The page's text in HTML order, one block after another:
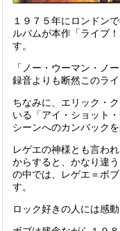
１９７５年にロンドン
ルバムが本作「ライブ
す。
「ノー・ウーマン・ノ
録音よりも断然このラ
ちなみに、エリック・
いる「アイ・ショット
シーンへのカンバックを
レゲエの神様とも言わ
からすると、かなり違
の中では、レゲエ＝ボ
す。
ロック好きの人には感